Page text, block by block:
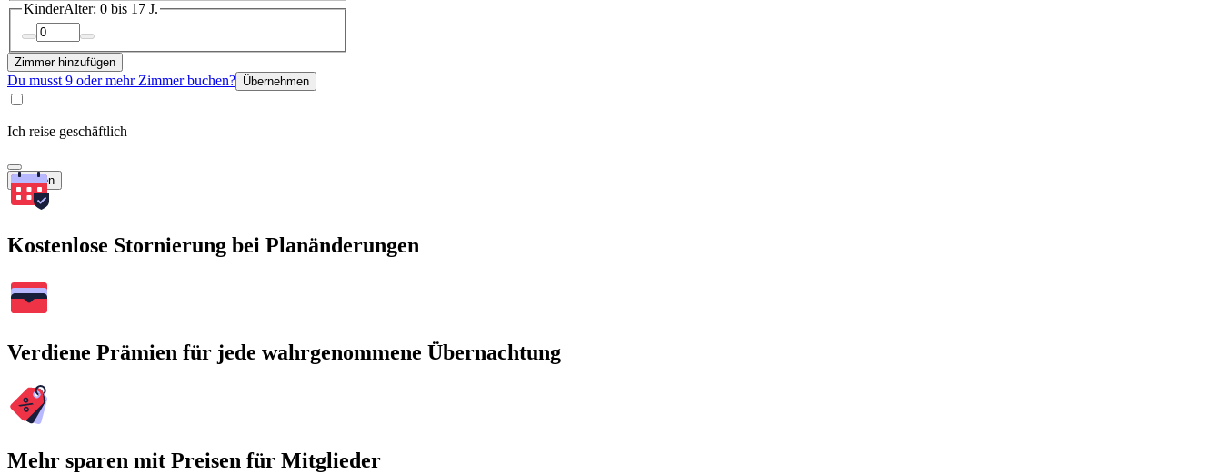
KinderAlter: 0 bis 17 J.
Zimmer hinzufügen
Du musst 9 oder mehr Zimmer buchen? Übernehmen
Ich reise geschäftlich
Suchen
Kostenlose Stornierung bei Planänderungen
Verdiene Prämien für jede wahrgenommene Übernachtung
Mehr sparen mit Preisen für Mitglieder